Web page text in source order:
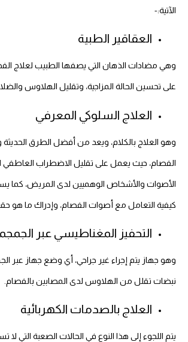
الآتية:-
العقاقير الطبية
وهي مضادات الذهان التي يصفها الطبيب لعلاج
على تحسين الحالة المزاجية، وتقليل الهلاوس
العلاج السلوكي المعرفي
وهو العلاج بالكلام، ويعد من أفضل الطرق
الفصام، حيث يعمل على تقليل الاضطراب العاطفي
الأصوات والأشخاص الوهميين لدى المريض، كما
كيفية التعامل مع أصوات الفصام، وإدراك ما هو
التحفيز المغناطيسي عبر
وهو جهاز يتم إجراء غير جراحي، أي وضع جهاز عبر
نبضات تقلل من الهلاوس لدى المصابين بالفصام.
العلاج بالصدمات الكهربائية
يتم اللجوء إلى هذا النوع في الحالات الصعبة التي لا